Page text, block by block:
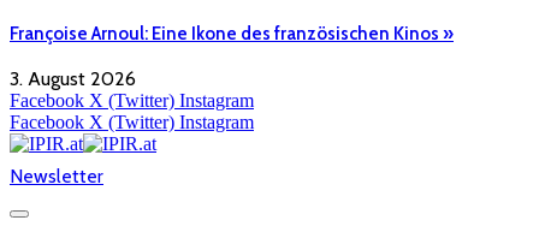
Françoise Arnoul: Eine Ikone des französischen Kinos »
3. August 2026
Facebook X (Twitter) Instagram
Facebook X (Twitter) Instagram
Newsletter